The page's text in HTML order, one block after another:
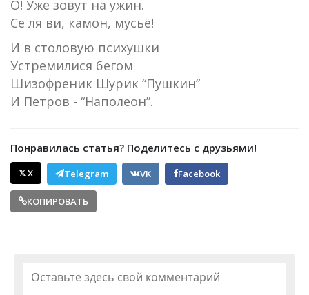
О! Уже зовут на ужин.
Се ля ви, камон, мусьё!
И в столовую психушки
Устремилися бегом
Шизофреник Шурик “Пушкин”
И Петров - “Наполеон”.
Понравилась статья? Поделитесь с друзьями!
𝕏 X Telegram VK Facebook
КОПИРОВАТЬ